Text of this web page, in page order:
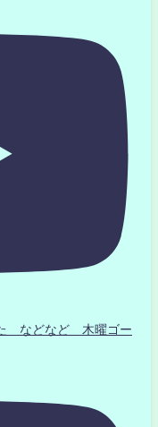
などなど 木曜ゴー